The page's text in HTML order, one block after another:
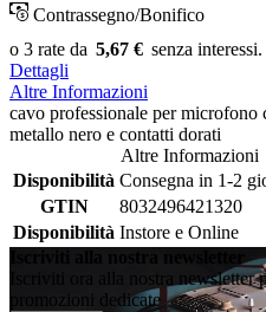
Contrassegno/Bonifico
5,67 €
Dettagli
Altre Informazioni
cavo professionale per microfono
metallo nero e contatti dorati
Altre Informazioni
Disponibilità Consegna in 1-2
GTIN
8032496421320
Disponibilità Instore e Online
Iscriviti alla nostra newsletter
Iscriviti ora alla nostra newsletter
promozioni dedicate